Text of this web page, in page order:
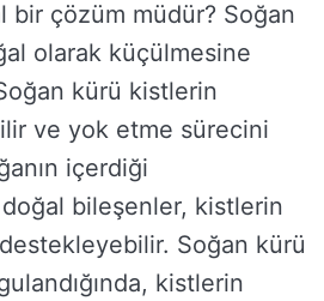
bir çözüm müdür? Soğan
olarak küçülmesine
kürü kistlerin
ve yok etme sürecini
içerdiği
bileşenler, kistlerin
Soğan kürü
kistlerin